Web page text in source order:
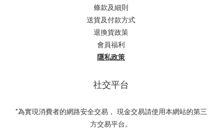
條款及細則
送貨及付款方式
退換貨政策
會員福利
隱私政策
社交平台
*為實現消費者的網路安全交易， 現金交易請使用本網站的第三
方交易平台。